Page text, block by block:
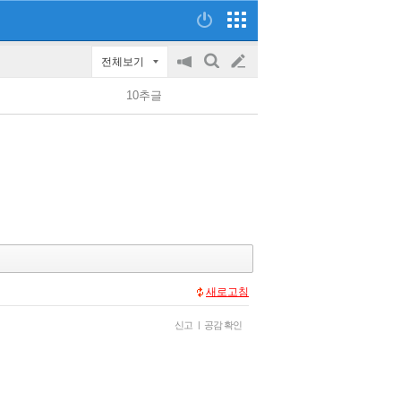
전체보기
공
on/off
검
글
쓰
10추글
새로고침
신고 | 공감 확인